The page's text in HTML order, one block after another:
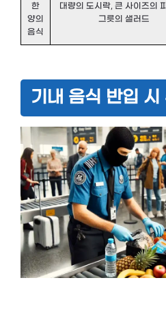
한
양의
음식
대량의 도시락, 큰 사이즈의
그릇의 샐러드
기내 음식 반입 시